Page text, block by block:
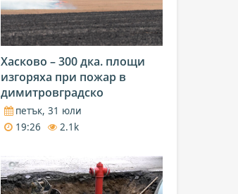
Хасково – 300 дка. площи
изгоряха при пожар в
димитровградско
петък, 31 юли
19:26
2.1k